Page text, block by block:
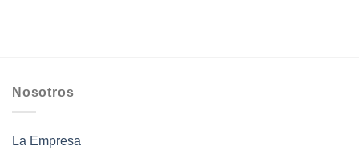
Nosotros
La Empresa